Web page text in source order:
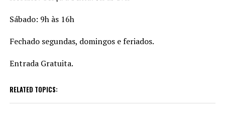
Sábado: 9h às 16h
Fechado segundas, domingos e feriados.
Entrada Gratuita.
RELATED TOPICS: